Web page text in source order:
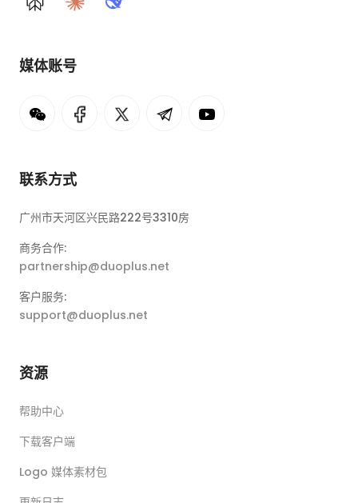
PerplexityClaudeDeepSeek
媒体账号
联系方式
广州市天河区兴民路222号3310房
商务合作:
partnership@duoplus.net
客户服务:
support@duoplus.net
资源
帮助中心
下载客户端
Logo 媒体素材包